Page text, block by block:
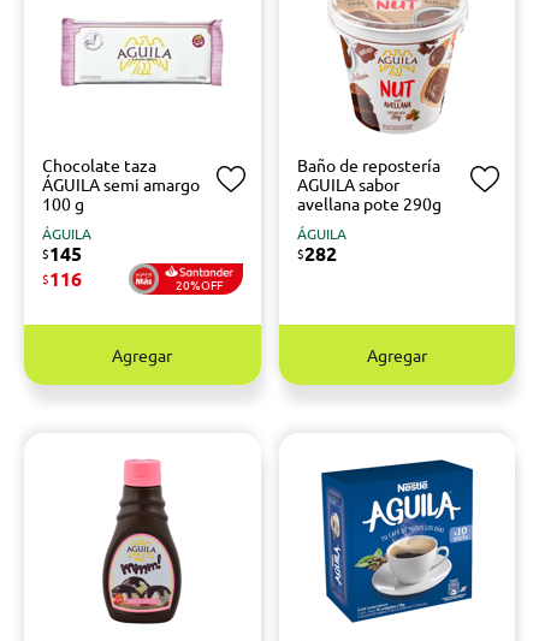
Chocolate taza
ÁGUILA semi amargo
100 g
ÁGUILA
$145
$116 20%OFF
Agregar
Baño de repostería
AGUILA sabor
avellana pote 290g
ÁGUILA
$282
Agregar